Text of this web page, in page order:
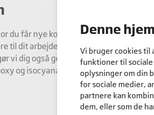
Denne
Vi bruger cookies til
funktioner til sociale
oplysninger om din
for sociale medier,
partnere kan
dem, eller som de
du får nye kompetencer, så du
til dit arbejde. Med vores kurser
vi dig også gerne klar til at arbejde
og isocyanater.